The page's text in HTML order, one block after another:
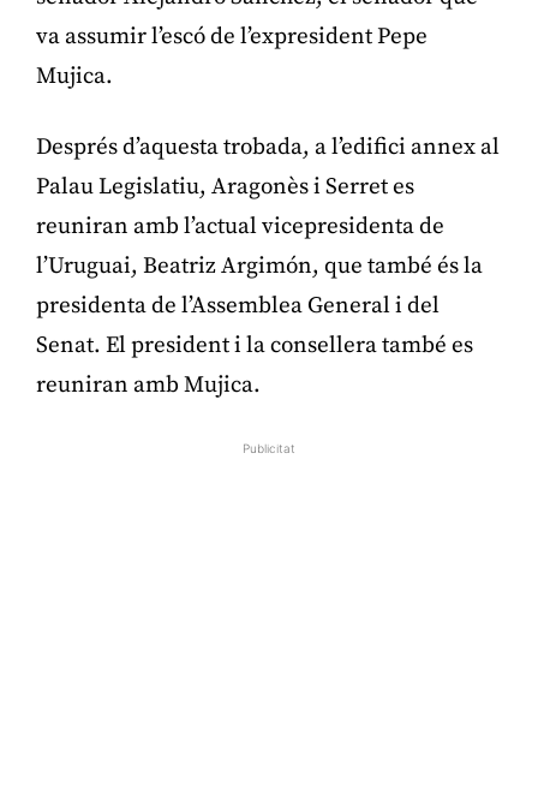
va assumir l’escó de l’expresident Pepe
Mujica.
Després d’aquesta trobada, a l’edifici annex al
Palau Legislatiu, Aragonès i Serret es
reuniran amb l’actual vicepresidenta de
l’Uruguai, Beatriz Argimón, que també és la
presidenta de l’Assemblea General i del
Senat. El president i la consellera també es
reuniran amb Mujica.
Publicitat